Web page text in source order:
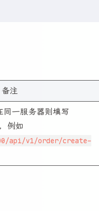
备注
同一服务器则填写
例如
api/v1/order/create-